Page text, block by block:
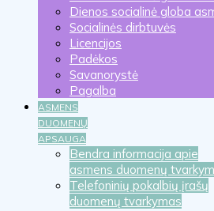
Dienos socialinė globa
Socialinės dirbtuvės
Licencijos
Padėkos
Savanorystė
Pagalba
ASMENS
DUOMENŲ
APSAUGA
Bendra informacija apie
asmens duomenų
Telefoninių pokalbių įrašų
duomenų tvarkymas